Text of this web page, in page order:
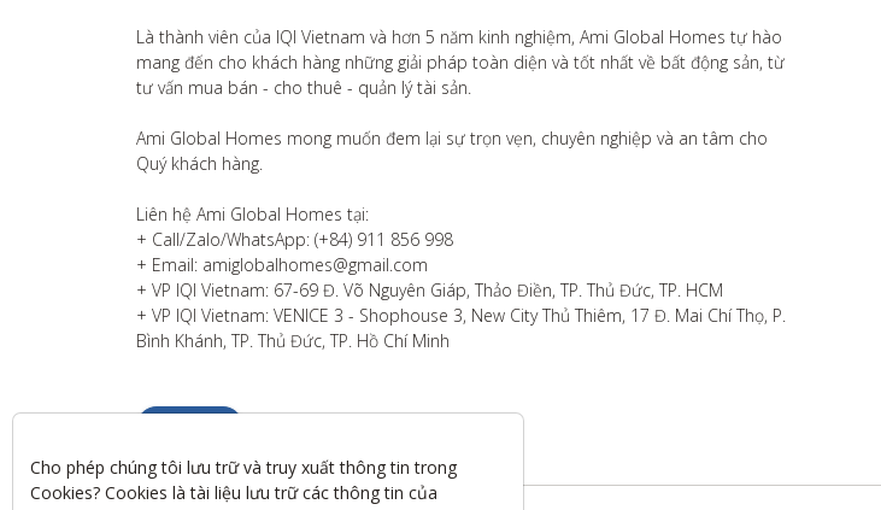
Là thành viên của IQI Vietnam và hơn 5 năm kinh nghiệm, Ami Global Homes tự hào
mang đến cho khách hàng những giải pháp toàn diện và tốt nhất về bất động sản, từ
tư vấn mua bán - cho thuê - quản lý tài sản.
Ami Global Homes mong muốn đem lại sự trọn vẹn, chuyên nghiệp và an tâm cho
Quý khách hàng.
Liên hệ Ami Global Homes tại:
+ Call/Zalo/WhatsApp: (+84) 911 856 998
+ Email: amiglobalhomes@gmail.com
+ VP IQI Vietnam: 67-69 Đ. Võ Nguyên Giáp, Thảo Điền, TP. Thủ Đức, TP. HCM
+ VP IQI Vietnam: VENICE 3 - Shophouse 3, New City Thủ Thiêm, 17 Đ. Mai Chí Thọ, P.
Bình Khánh, TP. Thủ Đức, TP. Hồ Chí Minh
Cho phép chúng tôi lưu trữ và truy xuất thông tin trong
Cookies? Cookies là tài liệu lưu trữ các thông tin của